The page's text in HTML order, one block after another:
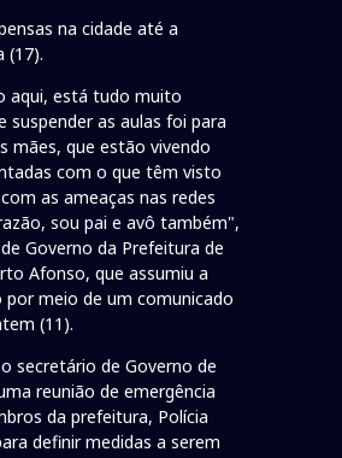
na cidade até a
(17).
aqui, está tudo muito
suspender as aulas foi para
mães, que estão vivendo
com o que têm visto
as ameaças nas redes
sou pai e avô também",
Governo da Prefeitura de
Afonso, que assumiu a
por meio de um comunicado
(11).
secretário de Governo de
reunião de emergência
da prefeitura, Polícia
definir medidas a serem